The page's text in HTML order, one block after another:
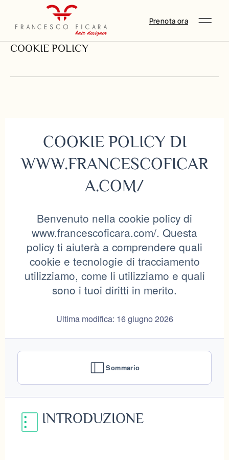
Prenota ora
COOKIE POLICY
COOKIE POLICY DI
WWW.FRANCESCOFICAR
A.COM/
Benvenuto nella cookie policy di
www.francescoficara.com/. Questa
policy ti aiuterà a comprendere quali
cookie e tecnologie di tracciamento
utilizziamo, come li utilizziamo e quali
sono i tuoi diritti in merito.
Ultima modifica: 16 giugno 2026
Sommario
INTRODUZIONE